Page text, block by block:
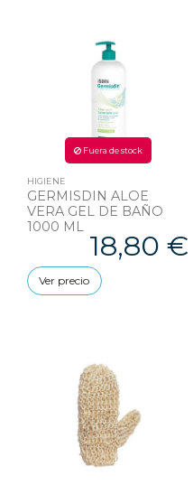
Fuera de stock
HIGIENE
GERMISDIN ALOE
VERA GEL DE BAÑO
1000 ML
18,80 €
Ver precio